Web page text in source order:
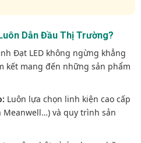
Dẫn Đầu Thị Trường?
Đạt LED không ngừng khẳng
kết mang đến những sản phẩm
Luôn lựa chọn linh kiện cao cấp
Meanwell…) và quy trình sản